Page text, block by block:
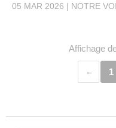
05 MAR 2026
NOTRE
Affichage
1